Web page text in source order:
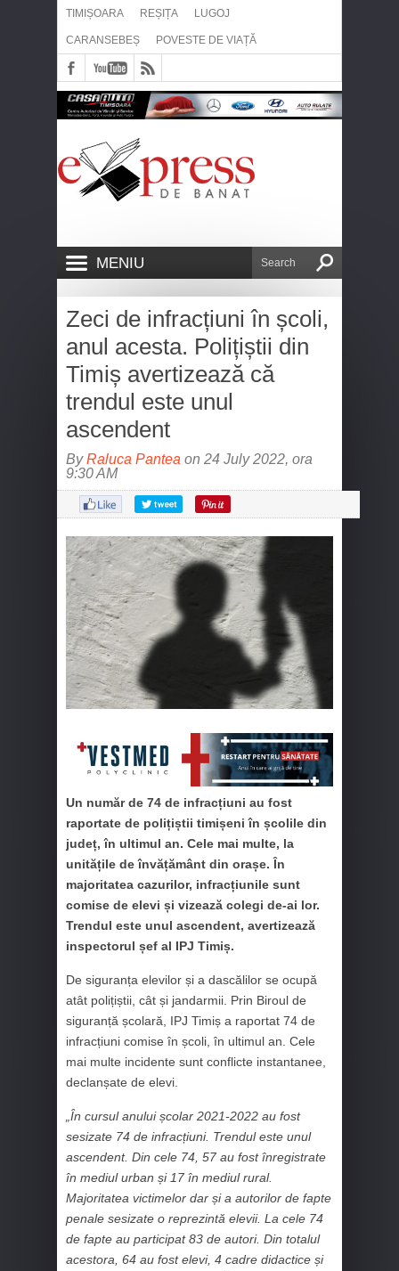
TIMIȘOARA REȘIȚA LUGOJ
CARANSEBEȘ POVESTE DE VIAȚĂ
MENIU
Zeci de infracțiuni în școli,
anul acesta. Polițiștii din
Timiș avertizează că
trendul este unul
ascendent
ByRaluca Pantea on 24 July 2022, ora
9:30 AM
Un număr de 74 de infracțiuni au fost
raportate de polițiștii timișeni în școlile din
județ, în ultimul an. Cele mai multe, la
unitățile de învățământ din orașe. În
majoritatea cazurilor, infracțiunile sunt
comise de elevi și vizează colegi de-ai lor.
Trendul este unul ascendent, avertizează
inspectorul șef al IPJ Timiș.
De siguranța elevilor și a dascălilor se ocupă
atât polițiștii, cât și jandarmii. Prin Biroul de
siguranță școlară, IPJ Timiș a raportat 74 de
infracțiuni comise în școli, în ultimul an. Cele
mai multe incidente sunt conflicte instantanee,
declanșate de elevi.
„În cursul anului școlar 2021-2022 au fost
sesizate 74 de infracțiuni. Trendul este unul
ascendent. Din cele 74, 57 au fost înregistrate
în mediul urban și 17 în mediul rural.
Majoritatea victimelor dar și a autorilor de fapte
penale sesizate o reprezintă elevii. La cele 74
de fapte au participat 83 de autori. Din totalul
acestora, 64 au fost elevi, 4 cadre didactice și